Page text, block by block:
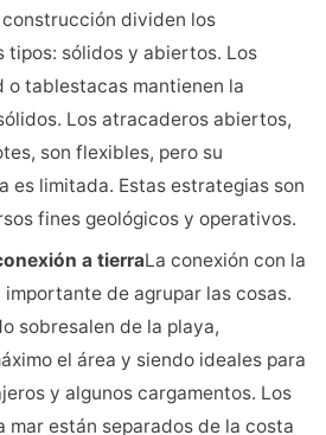
dividen los
tipos: sólidos y abiertos. Los
o tablestacas mantienen la
Los atracaderos abiertos,
son flexibles, pero su
es limitada. Estas estrategias son
fines geológicos y operativos.
a tierraLa conexión con la
de agrupar las cosas.
sobresalen de la playa,
el área y siendo ideales para
y algunos cargamentos. Los
mar están separados de la costa